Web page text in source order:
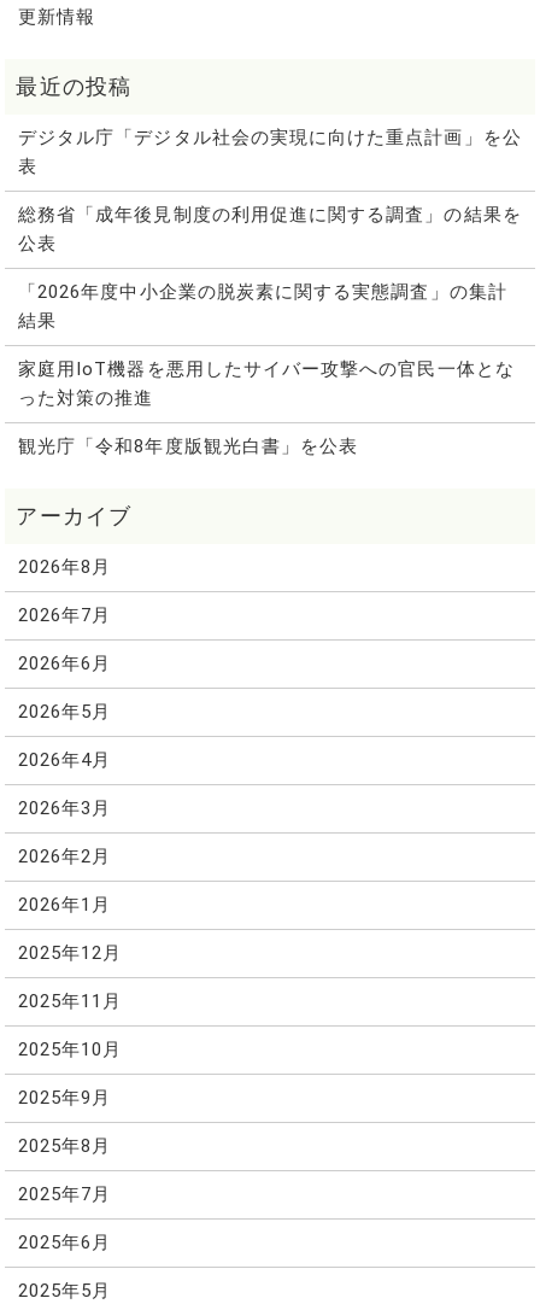
更新情報
デジタル庁「デジタル社会の実現に向けた重点計画」を公
表
総務省「成年後見制度の利用促進に関する調査」の結果を
公表
「2026年度中小企業の脱炭素に関する実態調査」の集計
結果
家庭用IoT機器を悪用したサイバー攻撃への官民一体とな
った対策の推進
観光庁「令和8年度版観光白書」を公表
2026年8月
2026年7月
2026年6月
2026年5月
2026年4月
2026年3月
2026年2月
2026年1月
2025年12月
2025年11月
2025年10月
2025年9月
2025年8月
2025年7月
2025年6月
2025年5月